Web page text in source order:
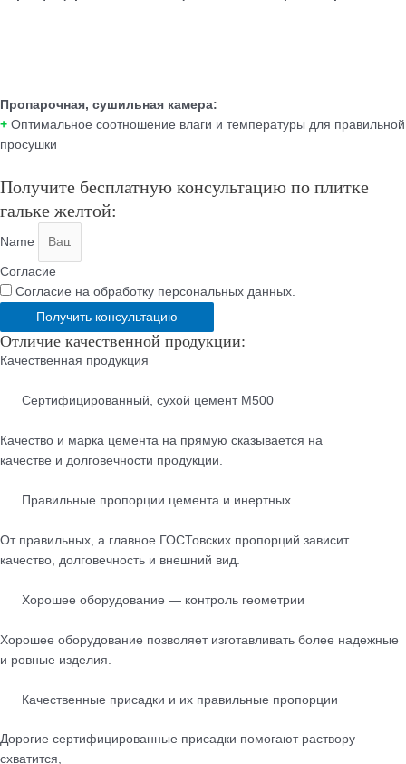
Пропарочная, сушильная камера:
+ Оптимальное соотношение влаги и температуры для правильной
просушки
Получите бесплатную консультацию по плитке
гальке желтой:
Name
Согласие
Согласие на обработку персональных данных.
Получить консультацию
Отличие качественной продукции:
Качественная продукция
Cертифицированный, сухой цемент М500
Качество и марка цемента на прямую сказывается на
качестве и долговечности продукции.
Правильные пропорции цемента и инертных
От правильных, а главное ГОСТовских пропорций зависит
качество, долговечность и внешний вид.
Хорошее оборудование — контроль геометрии
Хорошее оборудование позволяет изготавливать более надежные
и ровные изделия.
Качественные присадки и их правильные пропорции
Дорогие сертифицированные присадки помогают раствору
схватится,